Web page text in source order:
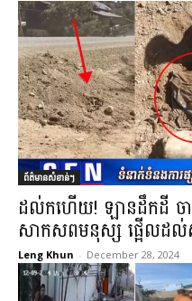
ព័ត៌មានសំខាន់ៗ
ដល់កហើយ! ឡានដឹកដី ច
សាកសពមនុស្ស ផ្អើលដល់
Leng Khun - December 28, 2024